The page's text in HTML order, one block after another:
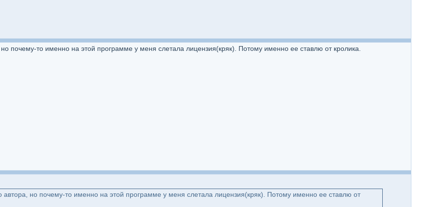
почему-то именно на этой программе у меня слетала лицензия(кряк). Потому именно ее ставлю от кролика.
автора, но почему-то именно на этой программе у меня слетала лицензия(кряк). Потому именно ее ставлю от